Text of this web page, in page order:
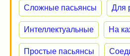
Сложные пасьянсы Для
Интеллектуальные На
Простые пасьянсы